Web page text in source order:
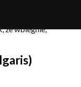
że wbiegnie,